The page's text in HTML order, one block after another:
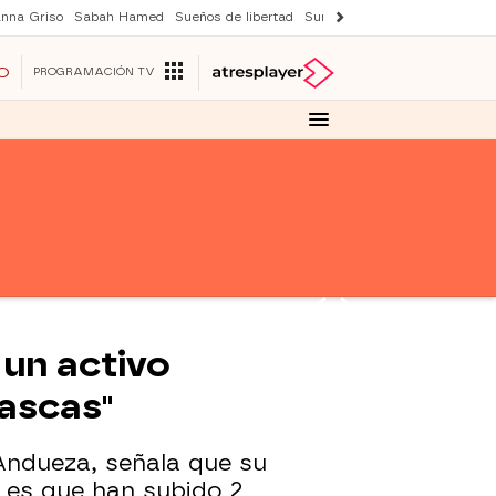
Griso Sabah Hamed Sueños de libertad Suri y Tom Cruise
PROGRAMACIÓN TV
un activo
señala que su
que han subido 2